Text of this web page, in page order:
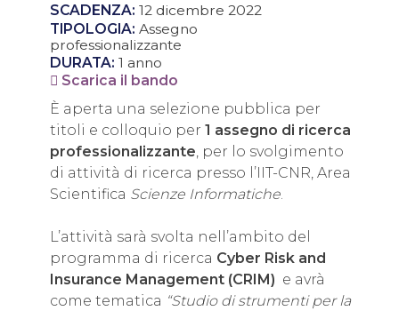
SCADENZA: 12 dicembre 2022
TIPOLOGIA: Assegno
professionalizzante
DURATA: 1 anno
Scarica il bando
È aperta una selezione pubblica per
titoli e colloquio per 1 assegno di ricerca
professionalizzante, per lo svolgimento
di attività di ricerca presso l’IIT-CNR, Area
Scientifica Scienze Informatiche.
L’attività sarà svolta nell’ambito del
programma di ricerca Cyber Risk and
Insurance Management (CRIM) e avrà
come tematica “Studio di strumenti per la